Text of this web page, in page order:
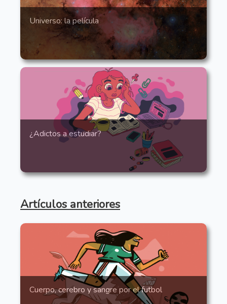
Universo: la película
¿Adictos a estudiar?
Artículos anteriores
Cuerpo, cerebro y sangre por el futbol